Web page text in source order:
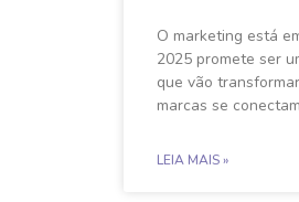
O marketing está
2025 promete ser
que vão
marcas se conectam
LEIA MAIS »